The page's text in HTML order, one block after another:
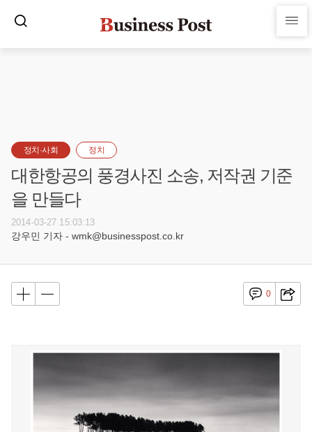
정치·사회 정치
대한항공의 풍경사진 소송, 저작권 기준
을 만들다
2014-03-27 15:03:13
강우민 기자 - wmk@businesspost.co.kr
0